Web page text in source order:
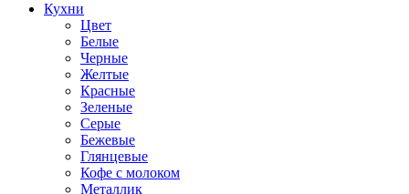
Кухни
Цвет
Белые
Черные
Желтые
Красные
Зеленые
Серые
Бежевые
Глянцевые
Кофе с молоком
Металлик